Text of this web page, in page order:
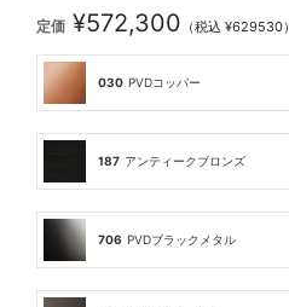
定価 ¥572,300 （税込 ¥629530）
030 PVDコッパー
187 アンティークブロンズ
706 PVDブラックメタル